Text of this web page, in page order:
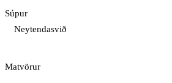
Súpur
Neytendasvið
Matvörur